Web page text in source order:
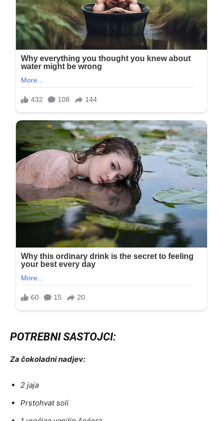
POTREBNI SASTOJCI:
Za čokoladni nadjev:
2 jaja
Prstohvat soli